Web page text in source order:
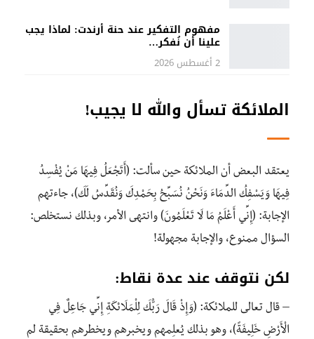
مفهوم التفكير عند حنة أرندت: لماذا يجب
علينا أن نُفكر…
2 أغسطس 2026
الملائكة تسأل والله لا يجيب!
يعتقد البعض أن الملائكة حين سألت: (أَتَجْعَلُ فِيهَا مَنْ يُفْسِدُ
فِيهَا وَيَسْفِكُ الدِّمَاءَ وَنَحْنُ نُسَبِّحُ بِحَمْدِكَ وَنُقَدِّسُ لَكَ)، جاءتهم
الإجابة: (إِنِّي أَعْلَمُ مَا لَا تَعْلَمُونَ) وانتهى الأمر، وبذلك نستخلص:
السؤال ممنوع، والإجابة مجهولة!
لكن نتوقف عند عدة نقاط:
– قال تعالى للملائكة: (وَإِذْ قَالَ رَبُّكَ لِلْمَلَائِكَةِ إِنِّي جَاعِلٌ فِي
الْأَرْضِ خَلِيفَةً)، وهو بذلك يُعلِمهم ويخبرهم ويخطرهم بحقيقة لم